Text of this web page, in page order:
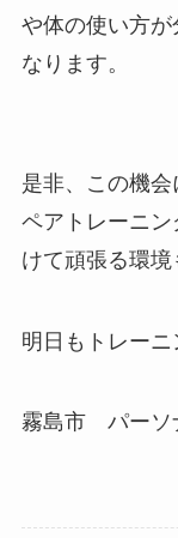
や体の使い方
なります。
是非、この機会
ペアトレーニ
けて頑張る環
明日もトレー
霧島市 パーソ